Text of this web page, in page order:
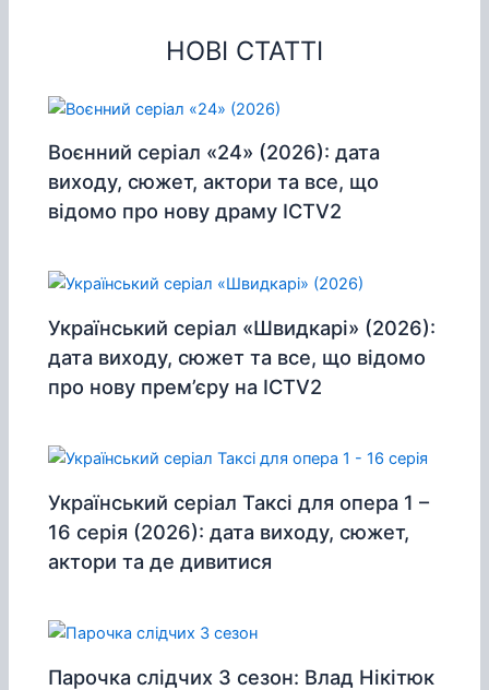
НОВІ СТАТТІ
Воєнний серіал «24» (2026): дата
виходу, сюжет, актори та все, що
відомо про нову драму ICTV2
Український серіал «Швидкарі» (2026):
дата виходу, сюжет та все, що відомо
про нову прем’єру на ICTV2
Український серіал Таксі для опера 1 –
16 серія (2026): дата виходу, сюжет,
актори та де дивитися
Парочка слідчих 3 сезон: Влад Нікітюк